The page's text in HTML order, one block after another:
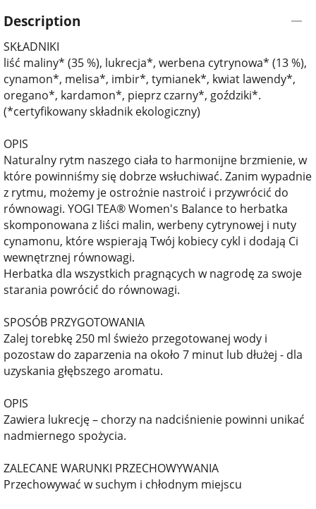
Description
SKŁADNIKI
liść maliny* (35 %), lukrecja*, werbena cytrynowa* (13 %),
cynamon*, melisa*, imbir*, tymianek*, kwiat lawendy*,
oregano*, kardamon*, pieprz czarny*, goździki*.
(*certyfikowany składnik ekologiczny)
OPIS
Naturalny rytm naszego ciała to harmonijne brzmienie, w
które powinniśmy się dobrze wsłuchiwać. Zanim wypadnie
z rytmu, możemy je ostrożnie nastroić i przywrócić do
równowagi. YOGI TEA® Women's Balance to herbatka
skomponowana z liści malin, werbeny cytrynowej i nuty
cynamonu, które wspierają Twój kobiecy cykl i dodają Ci
wewnętrznej równowagi.
Herbatka dla wszystkich pragnących w nagrodę za swoje
starania powrócić do równowagi.
SPOSÓB PRZYGOTOWANIA
Zalej torebkę 250 ml świeżo przegotowanej wody i
pozostaw do zaparzenia na około 7 minut lub dłużej - dla
uzyskania głębszego aromatu.
OPIS
Zawiera lukrecję – chorzy na nadciśnienie powinni unikać
nadmiernego spożycia.
ZALECANE WARUNKI PRZECHOWYWANIA
Przechowywać w suchym i chłodnym miejscu